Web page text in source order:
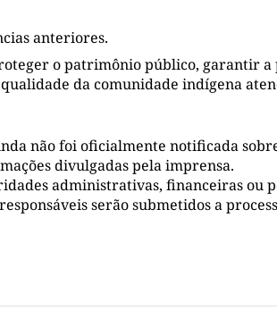
anteriores.
o patrimônio público, garantir
da comunidade indígena
não foi oficialmente notificada
divulgadas pela imprensa.
administrativas, financeiras ou
serão submetidos a